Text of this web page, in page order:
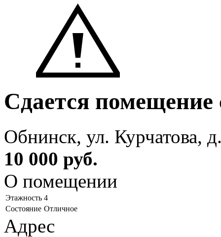
Сдается помещение
Обнинск, ул. Курчатова,
10 000 руб.
О помещении
Этажность 4
Состояние Отличное
Адрес